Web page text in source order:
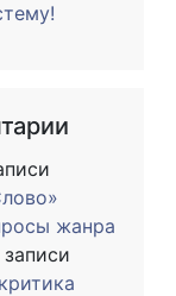
жанра
записи